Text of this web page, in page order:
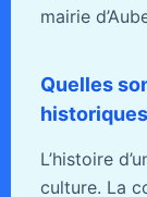
mairie
Quelles
L’histoire
culture. La